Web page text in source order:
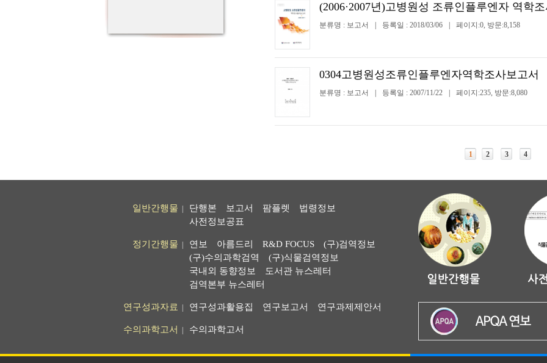
(2006·2007년)고병원성 조류인플루엔자 역학
분류명 : 보고서 등록일 : 2018/03/06 페이지:0, 방문:8,158
0304고병원성조류인플루엔자역학조사보고서
분류명 : 보고서 등록일 : 2007/11/22 페이지:235, 방문:8,080
1 2 3 4
일반간행물 단행본 보고서 팜플렛
법령정보
사전정보공표
정기간행물 연보 아름드리 R&D FOCUS
(구)검역정보
(구)수의과학검역
(구)식물검역정보
국내외 동향정보
도서관 뉴스레터
검역본부 뉴스레터
연구성과자료 연구성과활용집 연구보고서 연구과제제안서
수의과학고서 수의과학고서